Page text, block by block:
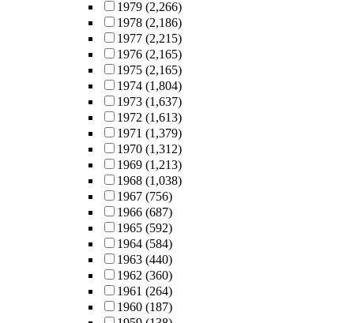
1979 (2,266)
1978 (2,186)
1977 (2,215)
1976 (2,165)
1975 (2,165)
1974 (1,804)
1973 (1,637)
1972 (1,613)
1971 (1,379)
1970 (1,312)
1969 (1,213)
1968 (1,038)
1967 (756)
1966 (687)
1965 (592)
1964 (584)
1963 (440)
1962 (360)
1961 (264)
1960 (187)